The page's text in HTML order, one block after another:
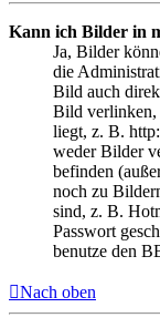
Kann ich Bilder in
Ja, Bilder
die
Bild auch
Bild verlinken,
liegt, z. B.
weder Bilder
befinden
noch zu
sind, z. B.
Passwort
benutze den
Nach oben